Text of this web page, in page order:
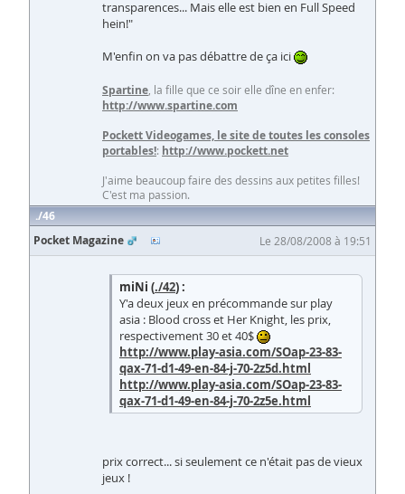
transparences... Mais elle est bien en Full Speed
hein!"
M'enfin on va pas débattre de ça ici
Spartine , la fille que ce soir elle dîne en enfer:
http://www.spartine.com
Pockett Videogames, le site de toutes les consoles
portables!: http://www.pockett.net
J'aime beaucoup faire des dessins aux petites filles!
C'est ma passion.
46
Pocket Magazine
Le 28/08/2008 à 19:51
miNi (./42) :
Y'a deux jeux en précommande sur play
asia : Blood cross et Her Knight, les prix,
respectivement 30 et 40$
http://www.play-asia.com/SOap-23-83-
qax-71-d1-49-en-84-j-70-2z5d.html
http://www.play-asia.com/SOap-23-83-
qax-71-d1-49-en-84-j-70-2z5e.html
prix correct... si seulement ce n'était pas de vieux
jeux !